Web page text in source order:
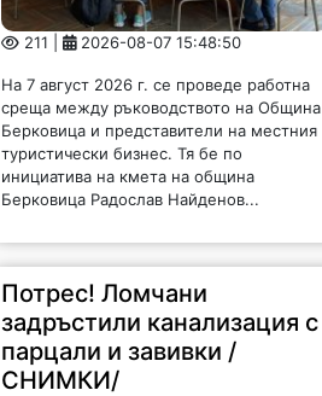
211 | 2026-08-07 15:48:50
На 7 август 2026 г. се проведе работна
среща между ръководството на Община
Берковица и представители на местния
туристически бизнес. Тя бе по
инициатива на кмета на община
Берковица Радослав Найденов...
Потрес! Ломчани
задръстили канализация с
парцали и завивки /
СНИМКИ/